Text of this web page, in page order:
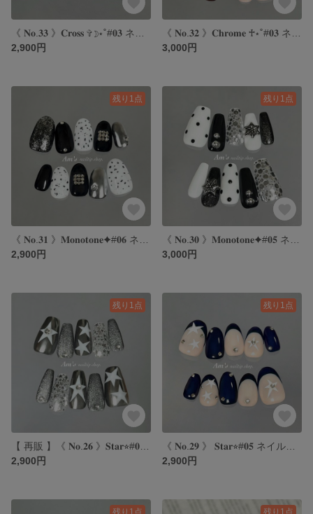
2,900円
3,000円
残り1点
2,900円
残り1点
3,000円
残り1点
2,900円
残り1点
2,900円
残り1点 残り1点